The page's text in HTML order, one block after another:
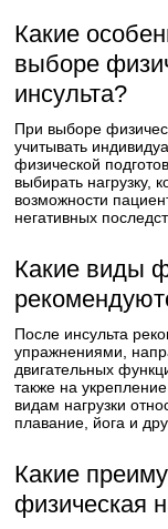
Какие
выборе
инсульта?
При выборе
учитывать
физической
выбирать нагрузку,
возможности
негативных
Какие виды
После инсульта
упражнениями,
двигательных
также на
видам нагрузки
плавание, йога и
Какие
физическая